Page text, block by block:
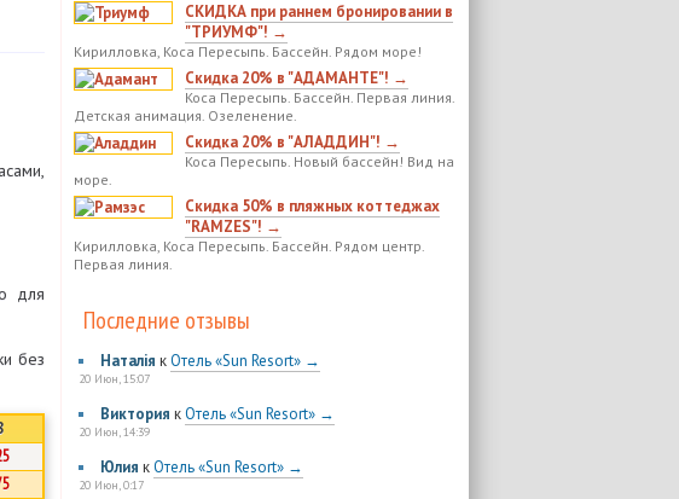
для
без
СКИДКА при раннем бронировании в
"ТРИУМФ"! →
Кирилловка, Коса Пересыпь. Бассейн. Рядом море!
Скидка 20% в "АДАМАНТЕ"! →
Коса Пересыпь. Бассейн. Первая линия.
Детская анимация. Озеленение.
Скидка 20% в "АЛАДДИН"! →
Коса Пересыпь. Новый бассейн! Вид на
море.
Скидка 50% в пляжных коттеджах
"RAMZES"! →
Кирилловка, Коса Пересыпь. Бассейн. Рядом центр.
Первая линия.
Последние отзывы
Наталія кОтель «Sun Resort» →
20 Июн, 15:07
Виктория кОтель «Sun Resort» →
20 Июн, 14:39
Юлия кОтель «Sun Resort» →
20 Июн, 0:17